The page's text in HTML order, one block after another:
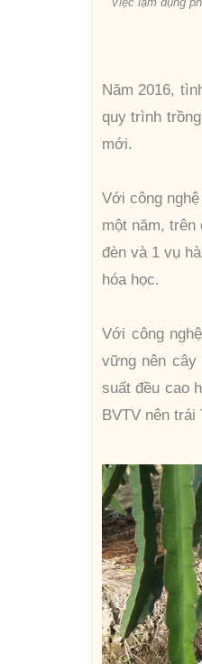
Năm 2016,
quy trình
mới.
Với công
một năm,
đèn và 1 vụ
hóa học.
Với công
vững nên cây
suất đều cao
BVTV nên